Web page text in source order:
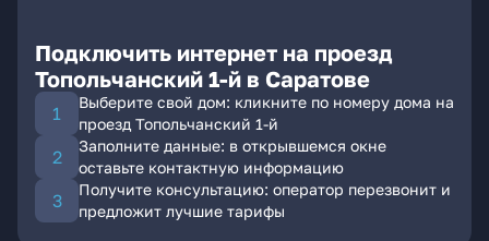
Подключить интернет на проезд
Топольчанский 1-й в Саратове
Выберите свой дом: кликните по номеру дома на
проезд Топольчанский 1-й
Заполните данные: в открывшемся окне
оставьте контактную информацию
Получите консультацию: оператор перезвонит и
предложит лучшие тарифы